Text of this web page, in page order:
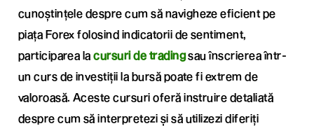
cunoștințele despre cum să navigheze eficient pe
piața Forex folosind indicatorii de sentiment,
participarea lacursuri de tradingsau înscrierea într-
un curs de investiții la bursă poate fi extrem de
valoroasă. Aceste cursuri oferă instruire detaliată
despre cum să interpretezi și să utilizezi diferiți